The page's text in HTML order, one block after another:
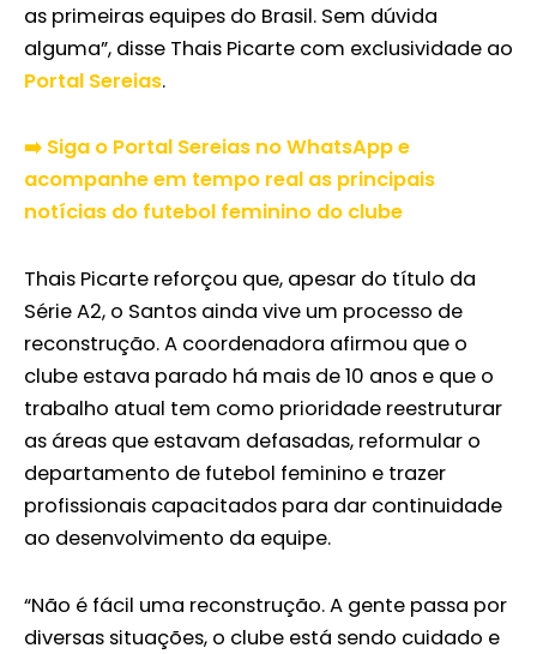
as primeiras equipes do Brasil. Sem dúvida
alguma”, disse Thais Picarte com exclusividade ao
Portal Sereias.
➡️ Siga o Portal Sereias no WhatsApp e
acompanhe em tempo real as principais
notícias do futebol feminino do clube
Thais Picarte reforçou que, apesar do título da
Série A2, o Santos ainda vive um processo de
reconstrução. A coordenadora afirmou que o
clube estava parado há mais de 10 anos e que o
trabalho atual tem como prioridade reestruturar
as áreas que estavam defasadas, reformular o
departamento de futebol feminino e trazer
profissionais capacitados para dar continuidade
ao desenvolvimento da equipe.
“Não é fácil uma reconstrução. A gente passa por
diversas situações, o clube está sendo cuidado e